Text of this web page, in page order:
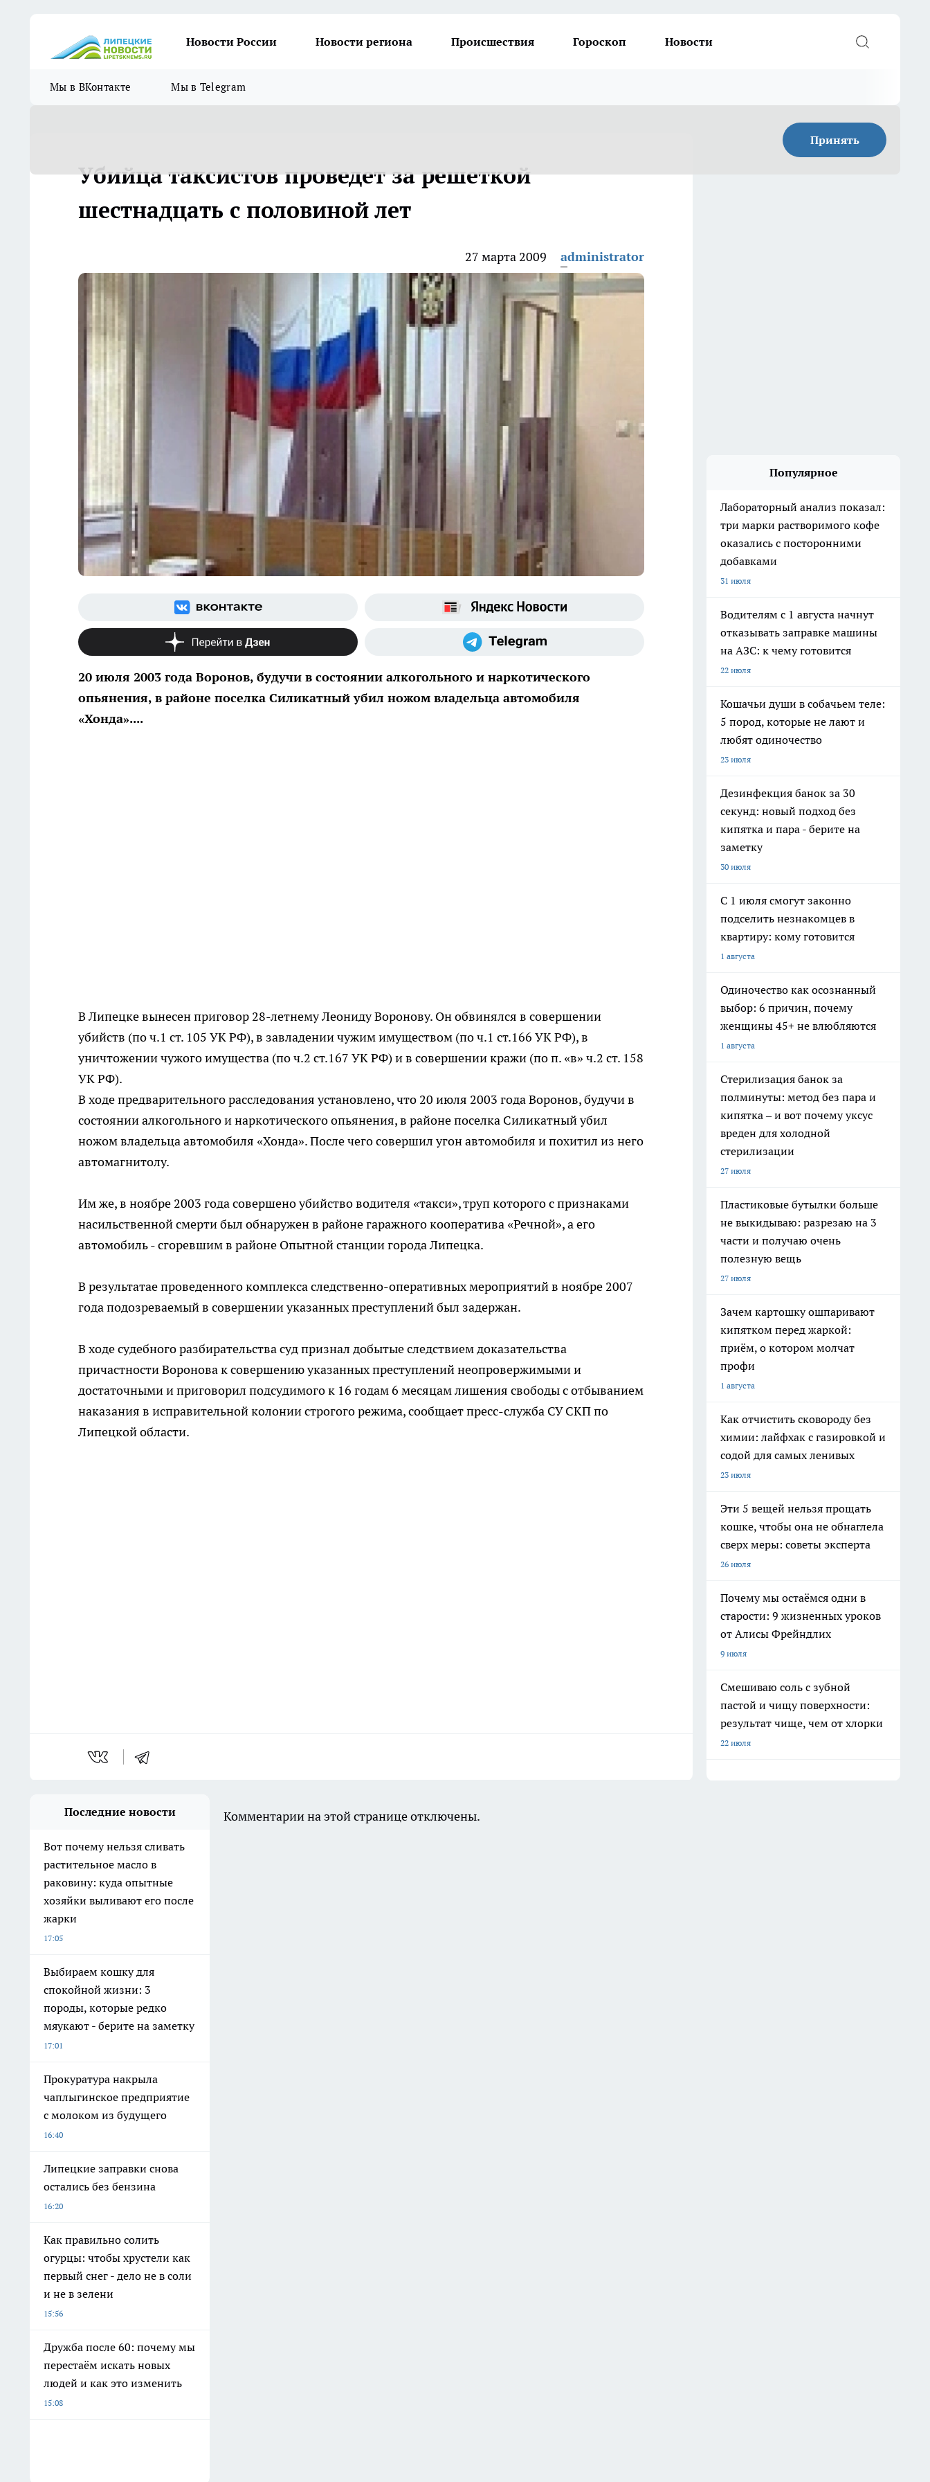
Новости России Новости региона Происшествия Гороскоп Новости
Мы в ВКонтакте Мы в Telegram
Принять
Убийца таксистов проведет за решеткой
шестнадцать с половиной лет
27 марта 2009 administrator
20 июля 2003 года Воронов, будучи в состоянии алкогольного и наркотического
опьянения, в районе поселка Силикатный убил ножом владельца автомобиля
«Хонда»....
В Липецке вынесен приговор 28-летнему Леониду Воронову. Он обвинялся в совершении
убийств (по ч.1 ст. 105 УК РФ), в завладении чужим имуществом (по ч.1 ст.166 УК РФ), в
уничтожении чужого имущества (по ч.2 ст.167 УК РФ) и в совершении кражи (по п. «в» ч.2 ст. 158
УК РФ).
В ходе предварительного расследования установлено, что 20 июля 2003 года Воронов, будучи в
состоянии алкогольного и наркотического опьянения, в районе поселка Силикатный убил
ножом владельца автомобиля «Хонда». После чего совершил угон автомобиля и похитил из него
автомагнитолу.
Им же, в ноябре 2003 года совершено убийство водителя «такси», труп которого с признаками
насильственной смерти был обнаружен в районе гаражного кооператива «Речной», а его
автомобиль - сгоревшим в районе Опытной станции города Липецка.
В результатае проведенного комплекса следственно-оперативных мероприятий в ноябре 2007
года подозреваемый в совершении указанных преступлений был задержан.
В ходе судебного разбирательства суд признал добытые следствием доказательства
причастности Воронова к совершению указанных преступлений неопровержимыми и
достаточными и приговорил подсудимого к 16 годам 6 месяцам лишения свободы с отбыванием
наказания в исправительной колонии строгого режима, сообщает пресс-служба СУ СКП по
Липецкой области.
Популярное
Лабораторный анализ показал:
три марки растворимого кофе
оказались с посторонними
добавками
31 июля
Водителям с 1 августа начнут
отказывать заправке машины
на АЗС: к чему готовится
22 июля
Кошачьи души в собачьем теле:
5 пород, которые не лают и
любят одиночество
23 июля
Дезинфекция банок за 30
секунд: новый подход без
кипятка и пара - берите на
заметку
30 июля
С 1 июля смогут законно
подселить незнакомцев в
квартиру: кому готовится
1 августа
Одиночество как осознанный
выбор: 6 причин, почему
женщины 45+ не влюбляются
1 августа
Стерилизация банок за
полминуты: метод без пара и
кипятка – и вот почему уксус
вреден для холодной
стерилизации
27 июля
Пластиковые бутылки больше
не выкидываю: разрезаю на 3
части и получаю очень
полезную вещь
27 июля
Зачем картошку ошпаривают
кипятком перед жаркой:
приём, о котором молчат
профи
1 августа
Как отчистить сковороду без
химии: лайфхак с газировкой и
содой для самых ленивых
23 июля
Эти 5 вещей нельзя прощать
кошке, чтобы она не обнаглела
сверх меры: советы эксперта
26 июля
Почему мы остаёмся одни в
старости: 9 жизненных уроков
от Алисы Фрейндлих
9 июля
Смешиваю соль с зубной
пастой и чищу поверхности:
результат чище, чем от хлорки
22 июля
Последние новости
Вот почему нельзя сливать
растительное масло в
раковину: куда опытные
хозяйки выливают его после
жарки
17:05
Выбираем кошку для
спокойной жизни: 3
породы, которые редко
мяукают - берите на заметку
17:01
Прокуратура накрыла
чаплыгинское предприятие
с молоком из будущего
16:40
Липецкие заправки снова
остались без бензина
16:20
Как правильно солить
огурцы: чтобы хрустели как
первый снег - дело не в соли
и не в зелени
15:56
Дружба после 60: почему мы
перестаём искать новых
людей и как это изменить
15:08
Комментарии на этой странице отключены.